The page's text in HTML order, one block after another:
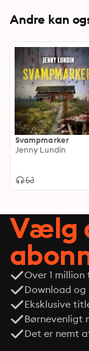
Andre kan
Svampmarker
Jenny Lundin
Vælg
Over 1
Download
Eksklusive
Børnevenligt
Det er nemt